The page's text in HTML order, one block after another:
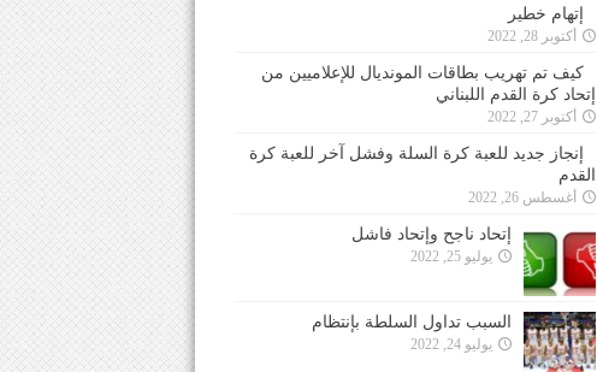
إتهام خطير
أكتوبر 28, 2022
كيف تم تهريب بطاقات المونديال للإعلاميين من
إتحاد كرة القدم اللبناني
أكتوبر 27, 2022
إنجاز جديد للعبة كرة السلة وفشل آخر للعبة كرة
القدم
أغسطس 26, 2022
إتحاد ناجح وإتحاد فاشل
يوليو 25, 2022
السبب تداول السلطة بإنتظام
يوليو 24, 2022